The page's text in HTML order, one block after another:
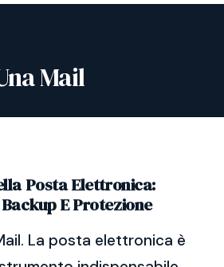
Mail
Posta Elettronica:
E Protezione
La posta elettronica è